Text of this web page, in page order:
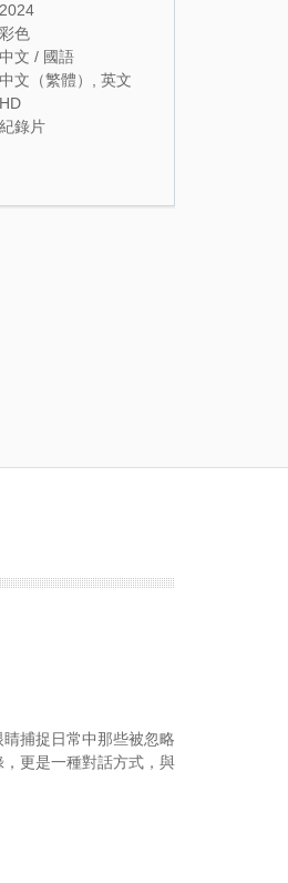
2024
彩色
中文 / 國語
中文（繁體）, 英文
HD
紀錄片
捕捉日常中那些被忽略
更是一種對話方式，與